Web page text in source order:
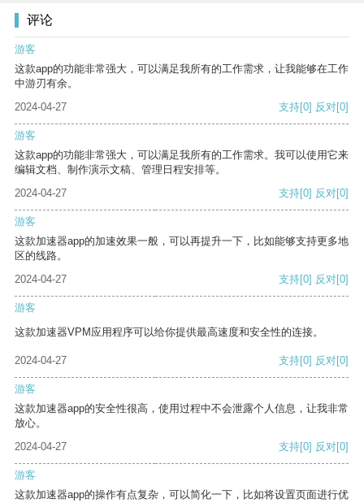
评论
游客
这款app的功能非常强大，可以满足我所有的工作需求，让我能够在工作
中游刃有余。
2024-04-27
支持[0] 反对[0]
游客
这款app的功能非常强大，可以满足我所有的工作需求。我可以使用它来
编辑文档、制作演示文稿、管理日程安排等。
2024-04-27
支持[0] 反对[0]
游客
这款加速器app的加速效果一般，可以再提升一下，比如能够支持更多地
区的线路。
2024-04-27
支持[0] 反对[0]
游客
这款加速器VPM应用程序可以给你提供最高速度和安全性的连接。
2024-04-27 支持[0] 反对[0]
游客
这款加速器app的安全性很高，使用过程中不会泄露个人信息，让我非常
放心。
2024-04-27
支持[0] 反对[0]
游客
这款加速器app的操作有点复杂，可以简化一下，比如将设置页面进行优